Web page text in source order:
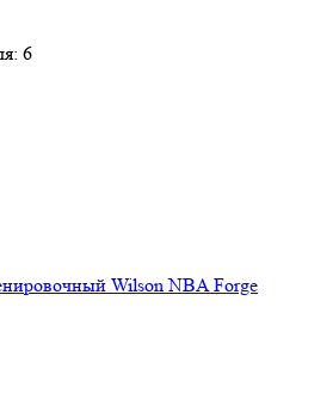
6
Wilson NBA Forge